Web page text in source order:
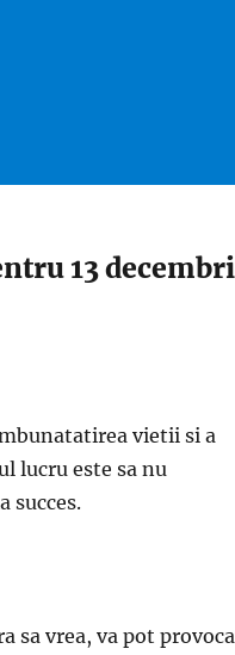
13
vietii si a
lucru este sa nu
succes.
sa vrea, va pot provoca